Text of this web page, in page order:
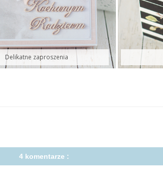
Delikatne zaproszenia
4 komentarze :